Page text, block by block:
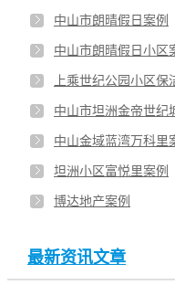
中山市朗晴假日案例
中山市朗晴假日小区
上乘世纪公园小区保
中山市坦洲金帝世纪
中山金域蓝湾万科里
坦洲小区富悦里案例
博达地产案例
最新资讯文章